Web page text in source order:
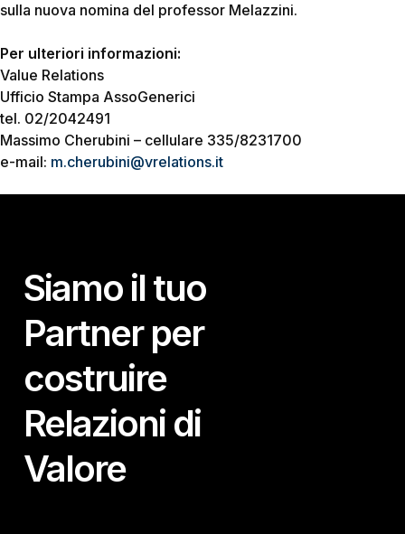
sulla nuova nomina del professor Melazzini.
Per ulteriori informazioni:
Value Relations
Ufficio Stampa AssoGenerici
tel. 02/2042491
Massimo Cherubini – cellulare 335/8231700
e-mail: m.cherubini@vrelations.it
Siamo il tuo
Partner per
costruire
Relazioni di
Valore